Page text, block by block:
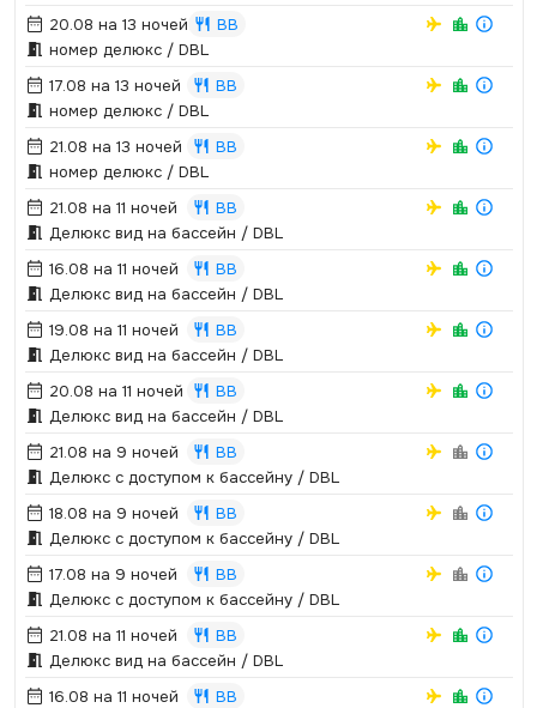
20.08 на 13 ночей
BB
номер делюкс / DBL
17.08 на 13 ночей
BB
номер делюкс / DBL
21.08 на 13 ночей
BB
номер делюкс / DBL
21.08 на 11 ночей
BB
Делюкс вид на бассейн / DBL
16.08 на 11 ночей
BB
Делюкс вид на бассейн / DBL
19.08 на 11 ночей
BB
Делюкс вид на бассейн / DBL
20.08 на 11 ночей
BB
Делюкс вид на бассейн / DBL
21.08 на 9 ночей
BB
Делюкс с доступом к бассейну / DBL
18.08 на 9 ночей
BB
Делюкс с доступом к бассейну / DBL
17.08 на 9 ночей
BB
Делюкс с доступом к бассейну / DBL
21.08 на 11 ночей
BB
Делюкс вид на бассейн / DBL
16.08 на 11 ночей
BB